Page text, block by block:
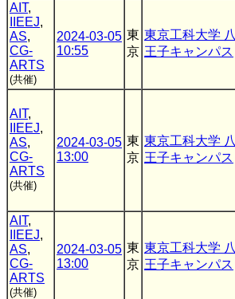
AIT,
IIEEJ,
AS,
CG-
ARTS
(共催)
2024-03-05
10:55
東
京
東京工科大学 八
王子キャンパス
AIT,
IIEEJ,
AS,
CG-
ARTS
(共催)
2024-03-05
13:00
東
京
東京工科大学 八
王子キャンパス
AIT,
IIEEJ,
AS,
CG-
ARTS
(共催)
2024-03-05
13:00
東
京
東京工科大学 八
王子キャンパス